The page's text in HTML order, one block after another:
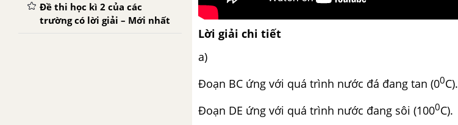
Đề thi học kì 2 của các
trường có lời giải – Mới nhất
Lời giải chi tiết
a)
Đoạn BC ứng với quá trình nước đá đang tan (00C).
Đoạn DE ứng với quá trình nước đang sôi (1000C).